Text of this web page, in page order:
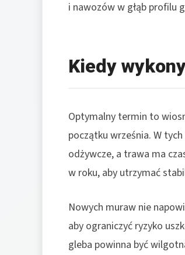
i nawozów w głąb profilu
Kiedy
Optymalny termin to
początku września. W
odżywcze, a trawa ma
w roku, aby utrzymać
Nowych muraw nie
aby ograniczyć ryzyko
gleba powinna być